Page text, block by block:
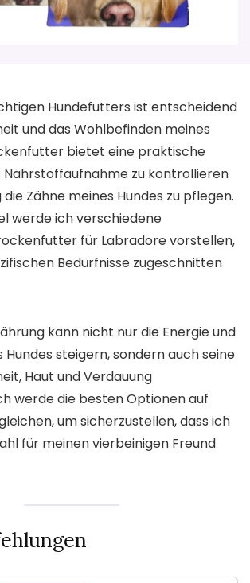
Hundefutters ist entscheidend
und das Wohlbefinden meines
bietet eine praktische
Nährstoffaufnahme zu kontrollieren
Zähne meines Hundes zu pflegen.
werde ich verschiedene
für Labradore vorstellen,
Bedürfnisse zugeschnitten
kann nicht nur die Energie und
steigern, sondern auch seine
Haut und Verdauung
werde die besten Optionen auf
um sicherzustellen, dass ich
für meinen vierbeinigen Freund